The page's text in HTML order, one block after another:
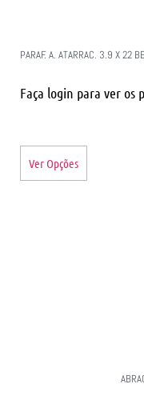
PARAF. A. ATARRAC. 3.9 X 22
Faça login para ver os
Ver Opções